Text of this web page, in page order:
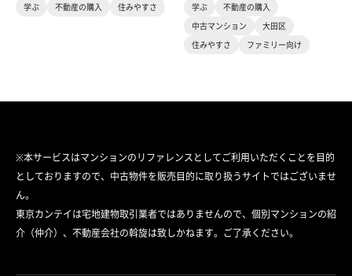
学ぶ 不動産の購入 住みやすさ 学ぶ
不動産の購入
中古マンション
大田区
住みやすさ
ファミリー向け
※本サービスはマンションのリファレンスとしてご利用いただくことを目的
としておりますので、中古物件を販売目的に取り扱うサイトではございませ
ん。
東京カンテイは宅地建物取引業者ではありませんので、個別マンションの紹
介（仲介）、不動産会社の斡旋は致しかねます。ご了承ください。